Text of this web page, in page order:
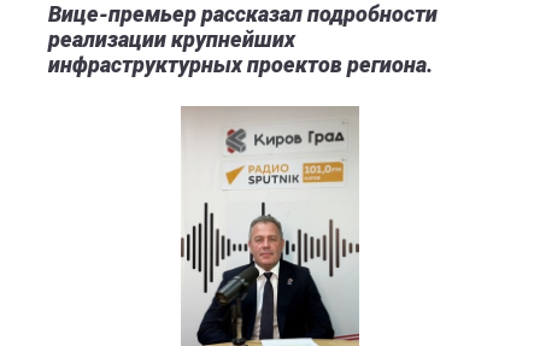
Вице-премьер рассказал подробности
реализации крупнейших
инфраструктурных проектов региона.